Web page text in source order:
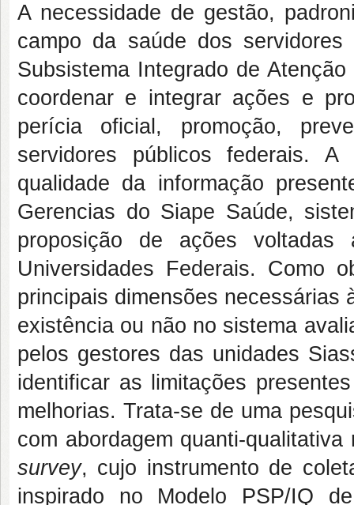
A necessidade de gestão,
campo da saúde dos
Subsistema Integrado de
coordenar e integrar ações e
perícia oficial, promoção,
servidores públicos federais.
qualidade da informação
Gerencias do Siape Saúde,
proposição de ações
Universidades Federais. Como
principais dimensões necessárias
existência ou não no sistema
pelos gestores das unidades
identificar as limitações
melhorias. Trata-se de uma
com abordagem quanti-
survey, cujo instrumento de
inspirado no Modelo PSP/IQ